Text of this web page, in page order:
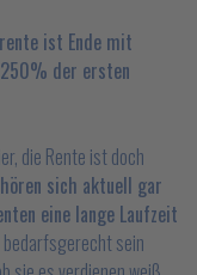
ist Ende mit
der ersten
die Rente ist doch
sich aktuell gar
eine lange Laufzeit
sein